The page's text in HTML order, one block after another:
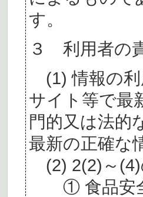
す。
３ 利用者の
(1) 情報の利
サイト等で最
門的又は法的
最新の正確な
(2) 2(2)～(4)
① 食品安全